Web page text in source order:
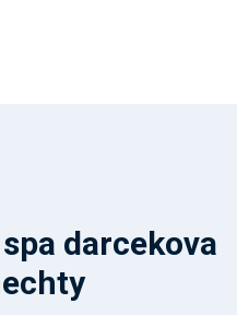
darcekova